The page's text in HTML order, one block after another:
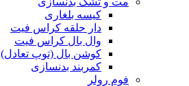
کیسه بلغاری
دار حلقه کراس فیت
وال بال کراس فیت
کوشن بال (توپ تعادل)
کمربند بدنسازی
فوم رولر